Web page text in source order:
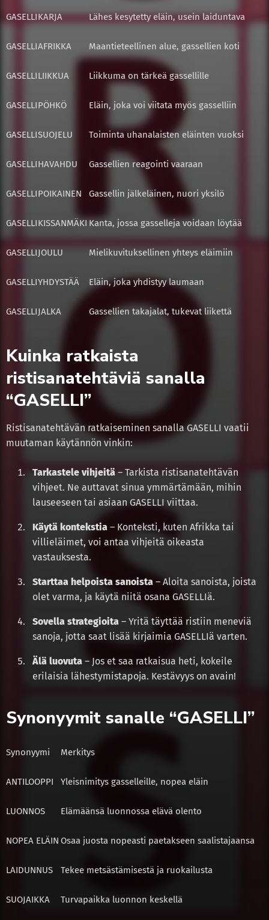
GASELLIKARJA Lähes kesytetty eläin, usein laiduntava
GASELLIAFRIKKA Maantieteellinen alue, gassellien koti
GASELLILIIKKUA Liikkuma on tärkeä gassellille
GASELLIPÖHKÖ Eläin, joka voi viitata myös gasselliin
GASELLISUOJELU Toiminta uhanalaisten eläinten vuoksi
GASELLIHAVAHDU Gassellien reagointi vaaraan
GASELLIPOIKAINEN Gassellin jälkeläinen, nuori yksilö
GASELLIKISSANMÄKI Kanta, jossa gasselleja voidaan löytää
GASELLIJOULU Mielikuvituksellinen yhteys eläimiin
GASELLIYHDYSTÄÄ Eläin, joka yhdistyy laumaan
GASELLIJALKA Gassellien takajalat, tukevat liikettä
Kuinka ratkaista
ristisanatehtäviä sanalla
“GASELLI”
Ristisanatehtävän ratkaiseminen sanalla GASELLI vaatii
muutaman käytännön vinkin:
Tarkastele vihjeitä – Tarkista ristisanatehtävän
vihjeet. Ne auttavat sinua ymmärtämään, mihin
lauseeseen tai asiaan GASELLI viittaa.
Käytä kontekstia – Konteksti, kuten Afrikka tai
villieläimet, voi antaa vihjeitä oikeasta
vastauksesta.
Starttaa helpoista sanoista – Aloita sanoista, joista
olet varma, ja käytä niitä osana GASELLIä.
Sovella strategioita – Yritä täyttää ristiin meneviä
sanoja, jotta saat lisää kirjaimia GASELLIä varten.
Älä luovuta – Jos et saa ratkaisua heti, kokeile
erilaisia lähestymistapoja. Kestävyys on avain!
Synonyymit sanalle “GASELLI”
Synonyymi Merkitys
ANTILOOPPI Yleisnimitys gasselleille, nopea eläin
LUONNOS Elämäänsä luonnossa elävä olento
NOPEA ELÄIN Osaa juosta nopeasti paetakseen saalistajaansa
LAIDUNNUS Tekee metsästämisestä ja ruokailusta
SUOJAIKKA Turvapaikka luonnon keskellä